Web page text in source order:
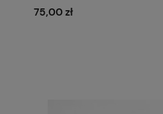
75,00 zł